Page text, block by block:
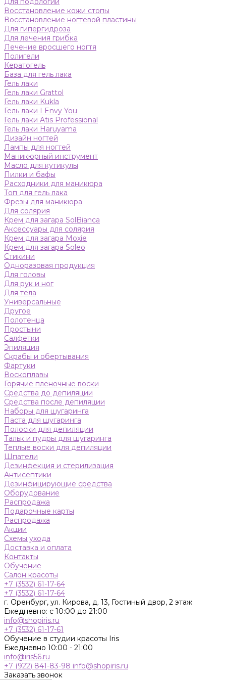
Восстановление кожи стопы
Восстановление ногтевой пластины
Для гипергидроза
Для лечения грибка
Лечение вросшего ногтя
Полигели
Кератогель
База для гель лака
Гель лаки
Гель лаки Grattol
Гель лаки Kukla
Гель лаки I Envy You
Гель лаки Atis Professional
Гель лаки Haruyama
Дизайн ногтей
Лампы для ногтей
Маникюрный инструмент
Масло для кутикулы
Пилки и бафы
Расходники для маникюра
Топ для гель лака
Фрезы для маникюра
Для солярия
Крем для загара SolBianca
Аксессуары для солярия
Крем для загара Moxie
Крем для загара Soleo
Стикини
Одноразовая продукция
Для головы
Для рук и ног
Для тела
Универсальные
Другое
Полотенца
Простыни
Салфетки
Эпиляция
Скрабы и обертывания
Фартуки
Воскоплавы
Горячие пленочные воски
Средства до депиляции
Средства после депиляции
Наборы для шугаринга
Паста для шугаринга
Полоски для депиляции
Тальк и пудры для шугаринга
Теплые воски для депиляции
Шпатели
Дезинфекция и стерилизация
Антисептики
Дезинфицирующие средства
Оборудование
Распродажа
Подарочные карты
Распродажа
Акции
Схемы ухода
Доставка и оплата
Контакты
Обучение
Салон красоты
+7 (3532) 61-17-64
+7 (3532) 61-17-64
г. Оренбург, ул. Кирова, д. 13, Гостиный двор, 2 этаж
Ежедневно: с 10:00 до 21:00
info@shopiris.ru
+7 (3532) 61-17-61
Обучение в студии красоты Iris
Ежедневно 10:00 - 21:00
info@iris56.ru
+7 (922) 841-83-98 info@shopiris.ru
Заказать звонок